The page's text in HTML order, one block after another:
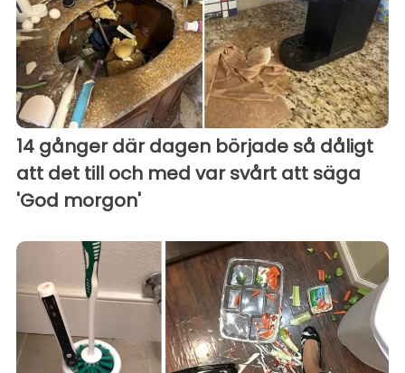
14 gånger där dagen började så dåligt
att det till och med var svårt att säga
'God morgon'